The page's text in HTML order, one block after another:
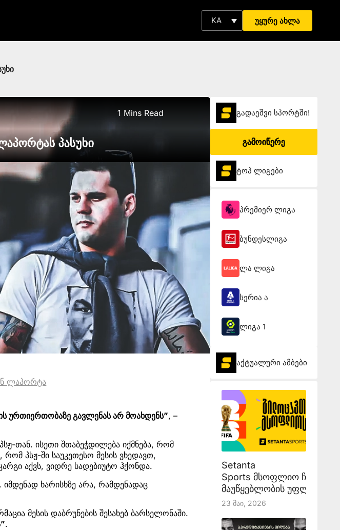
KA უყურე ახლა
1 Mins Read
პასუხი
ლაპორტა
ურთიერთობაზე გავლენას არ მოახდენს”, –
თან. ისეთი შთაბეჭდილება იქმნება, რომ
პსჟ-ში საუკეთესო მესის ვხედავთ,
აქვს, ვიდრე სადებიუტო ჰქონდა.
იმდენად ხარისხზე არა, რამდენადაც
მესის დაბრუნების შესახებ ბარსელონაში.
.
გადაეშვი სპორტში!
გამოიწერე
ტოპ ლიგები
პრემიერ ლიგა
ბუნდესლიგა
ლა ლიგა
სერია ა
ლიგა 1
აქტუალური ამბები
Setanta
Sports მსოფლიო
მაუწყებლობის უფლებას
23 Მაი, 2026